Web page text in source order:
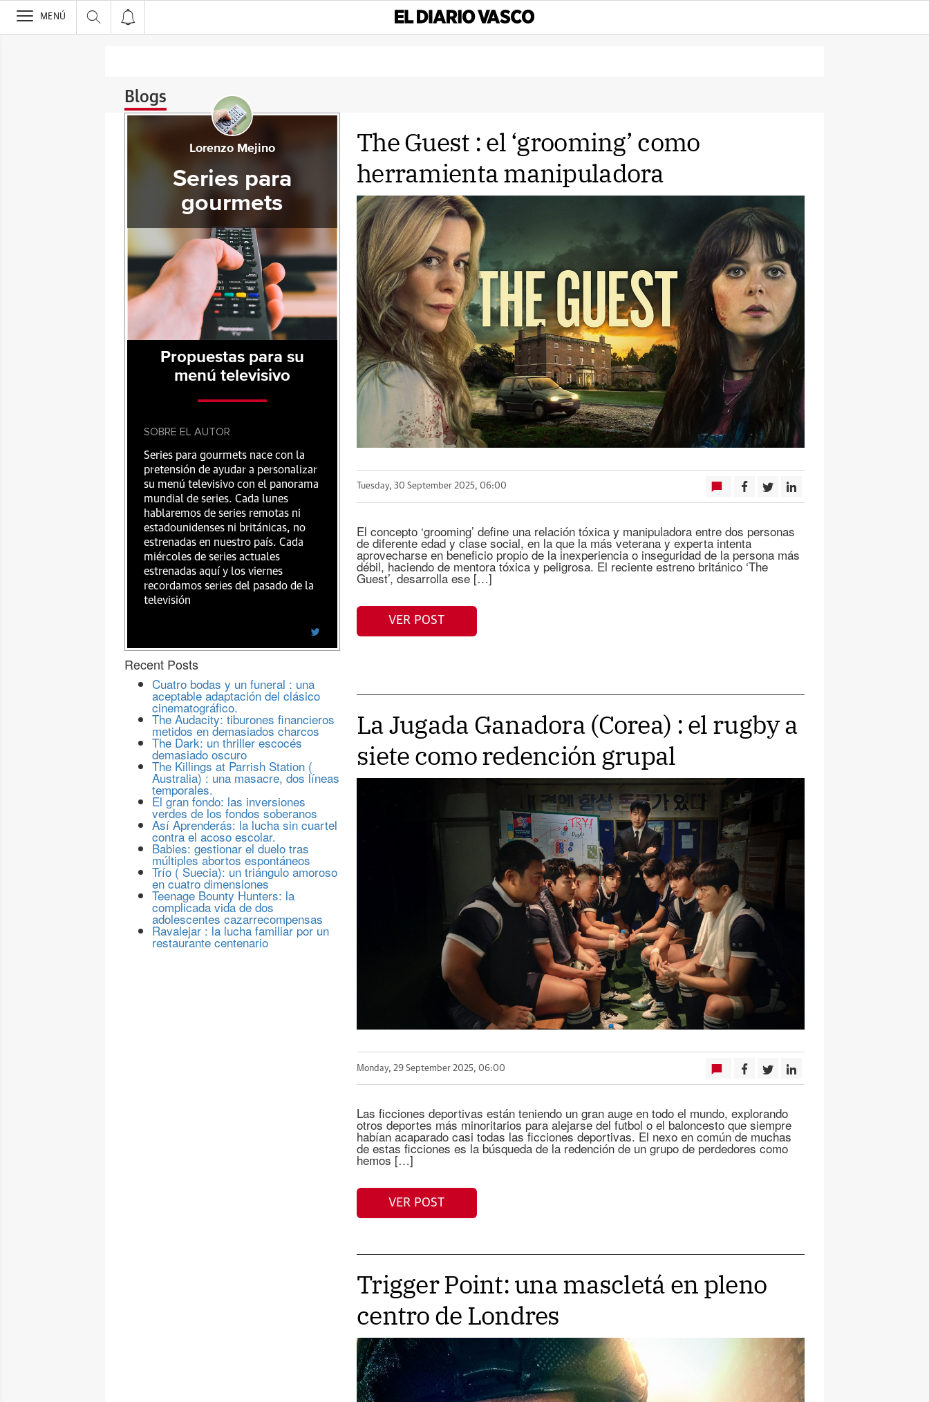
>
MENÚ
Blogs
The Guest : el ‘grooming’ como
herramienta manipuladora
Tuesday, 30 September 2025, 06:00
El concepto ‘grooming’ define una relación tóxica y manipuladora entre dos personas
de diferente edad y clase social, en la que la más veterana y experta intenta
aprovecharse en beneficio propio de la inexperiencia o inseguridad de la persona más
débil, haciendo de mentora tóxica y peligrosa. El reciente estreno británico ‘The
Guest’, desarrolla ese […]
VER POST
La Jugada Ganadora (Corea) : el rugby a
siete como redención grupal
Monday, 29 September 2025, 06:00
Las ficciones deportivas están teniendo un gran auge en todo el mundo, explorando
otros deportes más minoritarios para alejarse del futbol o el baloncesto que siempre
habían acaparado casi todas las ficciones deportivas. El nexo en común de muchas
de estas ficciones es la búsqueda de la redención de un grupo de perdedores como
hemos […]
VER POST
Trigger Point: una mascletá en pleno
centro de Londres
Lorenzo Mejino
Series para
gourmets
Propuestas para su
menú televisivo
SOBRE EL AUTOR
Series para gourmets nace con la
pretensión de ayudar a personalizar
su menú televisivo con el panorama
mundial de series. Cada lunes
hablaremos de series remotas ni
estadounidenses ni británicas, no
estrenadas en nuestro país. Cada
miércoles de series actuales
estrenadas aquí y los viernes
recordamos series del pasado de la
televisión
Recent Posts
Cuatro bodas y un funeral : una
aceptable adaptación del clásico
cinematográfico.
The Audacity: tiburones financieros
metidos en demasiados charcos
The Dark: un thriller escocés
demasiado oscuro
The Killings at Parrish Station (
Australia) : una masacre, dos líneas
temporales.
El gran fondo: las inversiones
verdes de los fondos soberanos
Así Aprenderás: la lucha sin cuartel
contra el acoso escolar.
Babies: gestionar el duelo tras
múltiples abortos espontáneos
Trío ( Suecia): un triángulo amoroso
en cuatro dimensiones
Teenage Bounty Hunters: la
complicada vida de dos
adolescentes cazarrecompensas
Ravalejar : la lucha familiar por un
restaurante centenario